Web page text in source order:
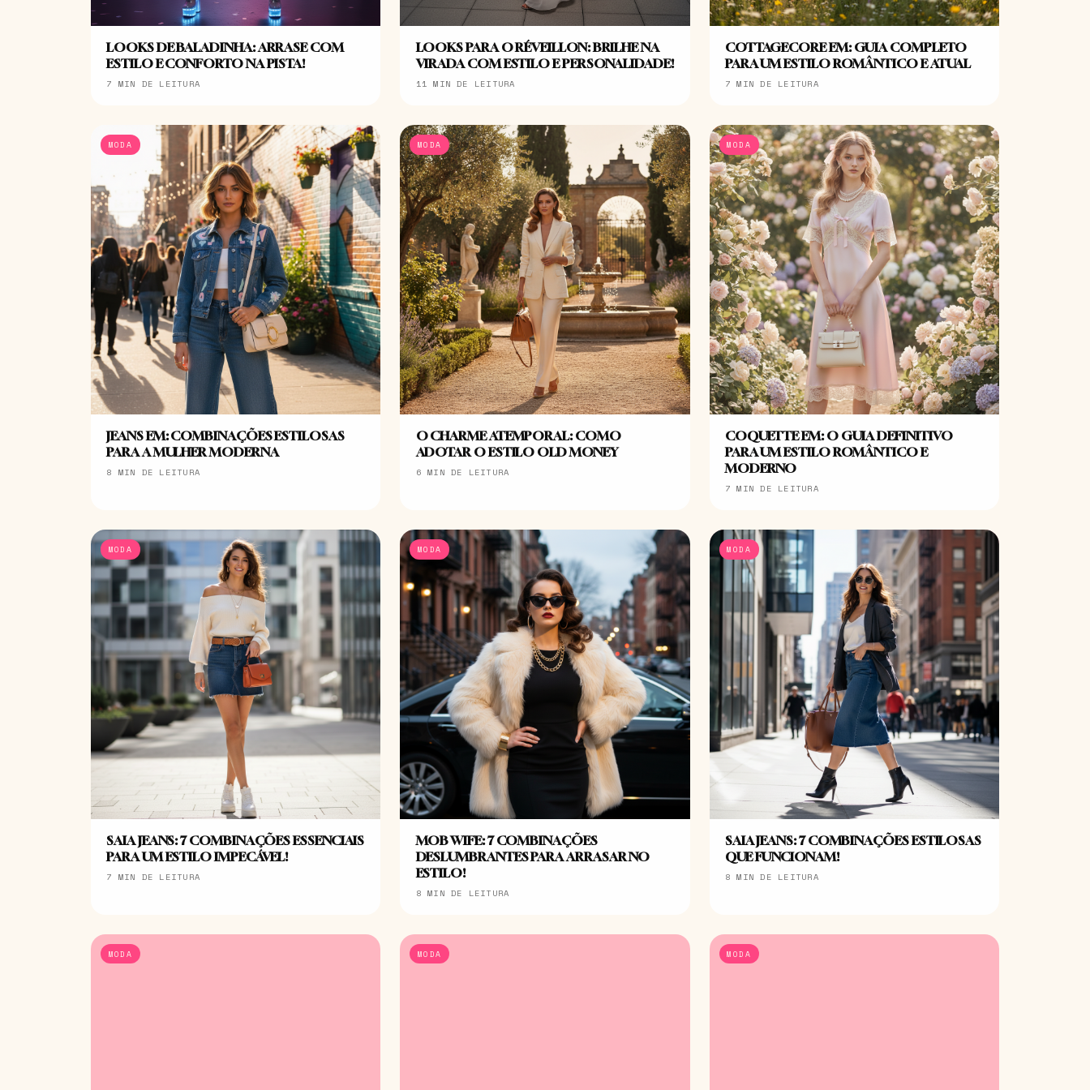
LOOKS DE BALADINHA: ARRASE COM
ESTILO E CONFORTO NA PISTA!
7 MIN DE LEITURA
LOOKS PARA O RÉVEILLON: BRILHE NA
VIRADA COM ESTILO E PERSONALIDADE!
11 MIN DE LEITURA
COTTAGECORE EM: GUIA COMPLETO
PARA UM ESTILO ROMÂNTICO E ATUAL
7 MIN DE LEITURA
MODA
JEANS EM: COMBINAÇÕES ESTILOSAS
PARA A MULHER MODERNA
8 MIN DE LEITURA
MODA
O CHARME ATEMPORAL: COMO
ADOTAR O ESTILO OLD MONEY
6 MIN DE LEITURA
MODA
COQUETTE EM: O GUIA DEFINITIVO
PARA UM ESTILO ROMÂNTICO E
MODERNO
7 MIN DE LEITURA
MODA
SAIA JEANS: 7 COMBINAÇÕES ESSENCIAIS
PARA UM ESTILO IMPECÁVEL!
7 MIN DE LEITURA
MODA
MOB WIFE: 7 COMBINAÇÕES
DESLUMBRANTES PARA ARRASAR NO
ESTILO!
8 MIN DE LEITURA
MODA
SAIA JEANS: 7 COMBINAÇÕES ESTILOSAS
QUE FUNCIONAM!
8 MIN DE LEITURA
MODA MODA MODA